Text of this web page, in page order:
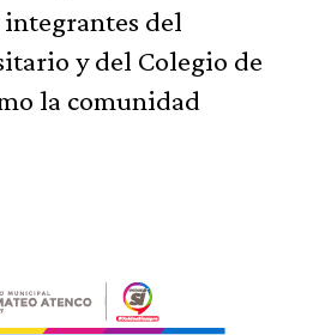
del
y del Colegio de
la comunidad